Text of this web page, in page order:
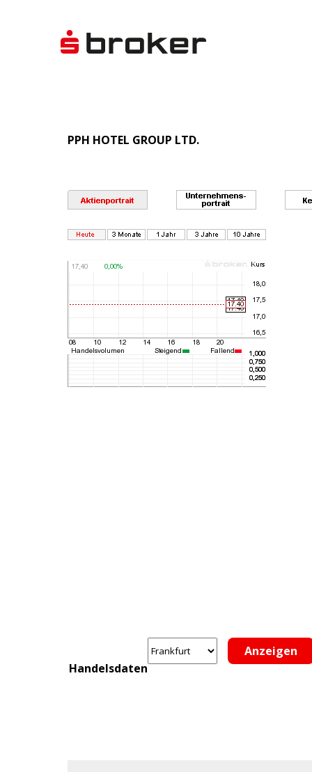
PPH HOTEL GROUP LTD.
Handelsdaten